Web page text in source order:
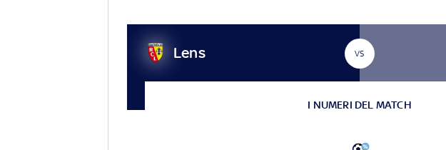
Lens VS
I NUMERI DEL MATCH